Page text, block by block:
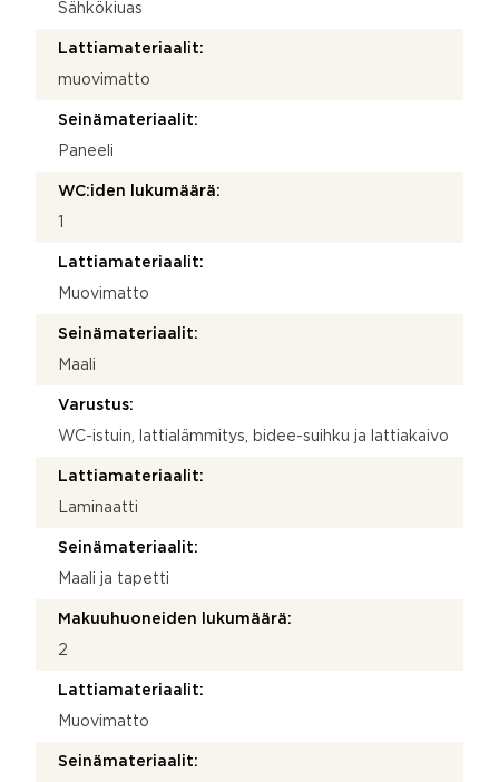
Sähkökiuas
Lattiamateriaalit:
muovimatto
Seinämateriaalit:
Paneeli
WC:iden lukumäärä:
Lattiamateriaalit:
Muovimatto
Seinämateriaalit:
Maali
Varustus:
WC-istuin, lattialämmitys, bidee-suihku ja lattiakaivo
Lattiamateriaalit:
Laminaatti
Seinämateriaalit:
Maali ja tapetti
Makuuhuoneiden lukumäärä:
2
Lattiamateriaalit:
Muovimatto
Seinämateriaalit: